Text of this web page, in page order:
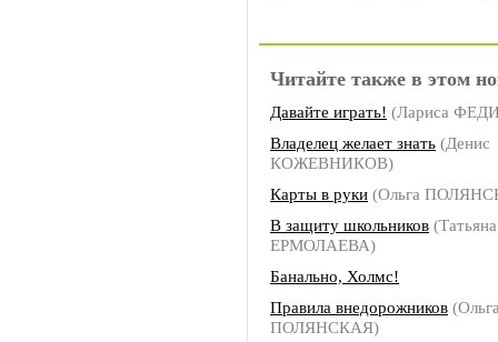
Читайте также в этом
Давайте играть! (Лариса
Владелец желает знать (Денис
КОЖЕВНИКОВ)
Карты в руки (Ольга
В защиту школьников (Татьяна
ЕРМОЛАЕВА)
Банально, Холмс!
Правила внедорожников
ПОЛЯНСКАЯ)